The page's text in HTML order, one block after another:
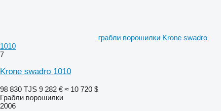
грабли ворошилки Krone swadro
1010
7
Krone swadro 1010
98 830 TJS 9 282 € ≈ 10 720 $
Грабли ворошилки
2006